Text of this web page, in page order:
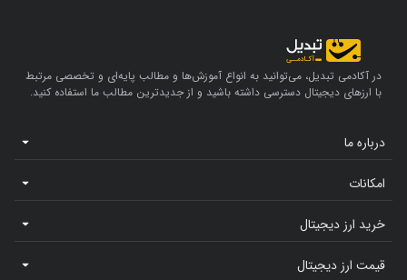
در آکادمی تبدیل، می‌توانید به انواع آموزش‌ها و مطالب پایه‌ای و تخصصی مرتبط
با ارزهای دیجیتال دسترسی داشته باشید و از جدیدترین مطالب ما استفاده کنید.
درباره ما
امکانات
خرید ارز دیجیتال
قیمت ارز دیجیتال